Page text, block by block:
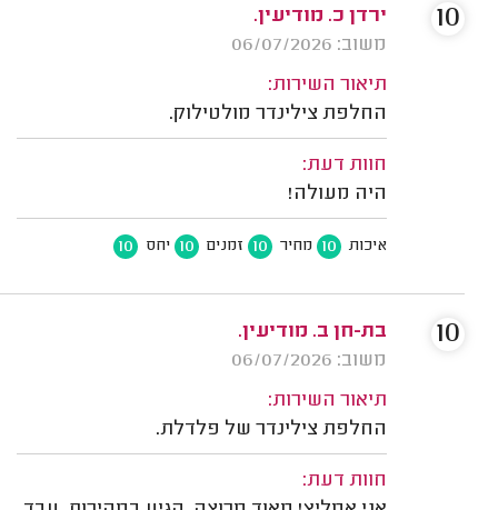
ירדן כ. מודיעין.
משוב: 06/07/2026
תיאור השירות:
החלפת צילינדר מולטילוק.
חוות דעת:
היה מעולה!
איכות 10 מחיר 10 זמנים 10 יחס 10
10
בת-חן ב. מודיעין.
משוב: 06/07/2026
תיאור השירות:
החלפת צילינדר של פלדלת.
חוות דעת:
10